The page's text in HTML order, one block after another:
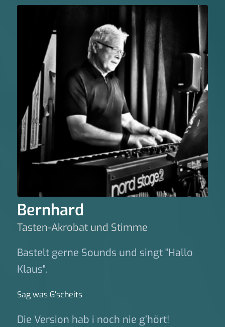
Bernhard
Tasten-Akrobat und Stimme
Bastelt gerne Sounds und singt "Hallo
Klaus".
Sag was G‘scheits
Die Version hab i noch nie g’hört!